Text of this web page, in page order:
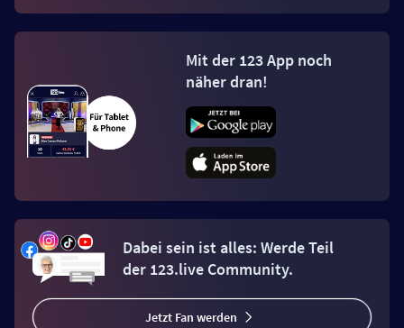
Mit der 123 App noch
näher dran!
Dabei sein ist alles: Werde Teil
der 123.live Community.
Jetzt Fan werden